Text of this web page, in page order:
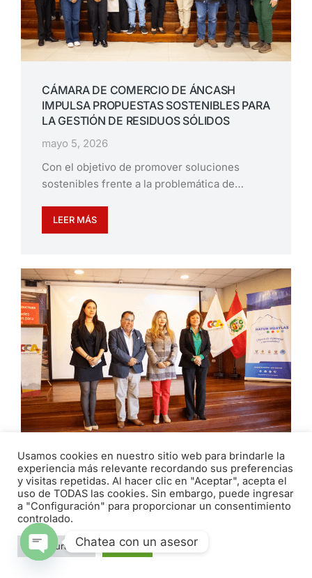
CÁMARA DE COMERCIO DE ÁNCASH
IMPULSA PROPUESTAS SOSTENIBLES PARA
LA GESTIÓN DE RESIDUOS SÓLIDOS
mayo 5, 2026
Con el objetivo de promover soluciones
sostenibles frente a la problemática de…
LEER MÁS
EMPRESARIOS Y AUTORIDADES
PARTICIPAN EN ENCUENTRO PROMOVIDO
POR LA CÁMARA DE COMERCIO DE
ÁNCASH
abril 29, 2026
Usamos cookies en nuestro sitio web para brindarle la
experiencia más relevante recordando sus preferencias
y visitas repetidas. Al hacer clic en "Aceptar", acepta el
uso de TODAS las cookies. Sin embargo, puede ingresar
a "Configuración" para proporcionar un consentimiento
controlado.
Configuración Aceptar
Chatea con un asesor